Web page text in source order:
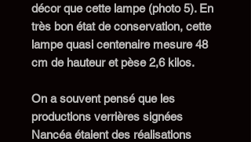
décor que cette lampe (photo 5). En
très bon état de conservation, cette
lampe quasi centenaire mesure 48
cm de hauteur et pèse 2,6 kilos.
On a souvent pensé que les
productions verrières signées
Nancéa étaient des réalisations